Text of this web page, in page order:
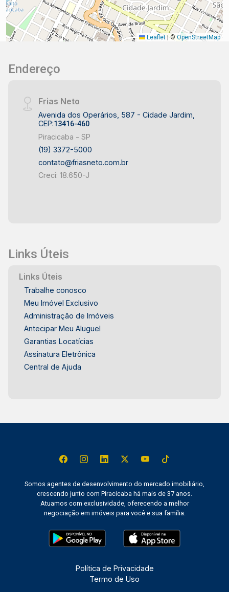
Leaflet |©OpenStreetMap
Endereço
Frias Neto
Avenida dos Operários, 587 - Cidade Jardim,
CEP:13416-460
Piracicaba - SP
(19) 3372-5000
contato@friasneto.com.br
Creci: 18.650-J
Links Úteis
Links Úteis
Trabalhe conosco
Meu Imóvel Exclusivo
Administração de Imóveis
Antecipar Meu Aluguel
Garantias Locatícias
Assinatura Eletrônica
Central de Ajuda
Somos agentes de desenvolvimento do mercado imobiliário,
crescendo junto com Piracicaba há mais de 37 anos.
Atuamos com exclusividade, oferecendo a melhor
negociação em imóveis para você e sua família.
Política de Privacidade
Termo de Uso